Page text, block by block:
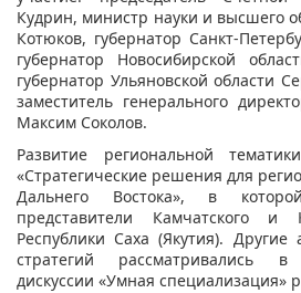
Кудрин, министр науки и высшего
Котюков, губернатор Санкт-
губернатор Новосибирской
губернатор Ульяновской области
заместитель генерального
Максим Соколов.
Развитие региональной
«Стратегические решения для
Дальнего Востока», в
представители Камчатского и
Республики Саха (Якутия). Другие
стратегий рассматривались
дискуссии «Умная специализация»